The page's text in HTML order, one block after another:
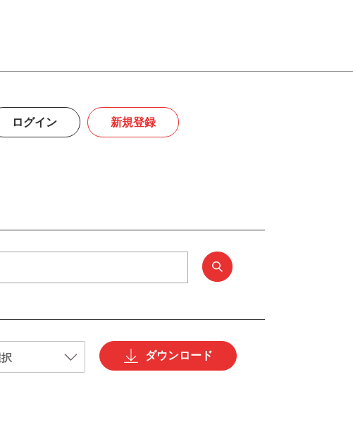
ログイン 新規登録
ダウンロード